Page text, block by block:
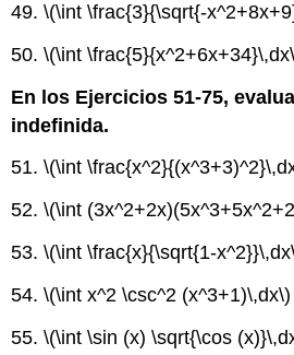
49.\(\int \frac{3}{\sqrt{-
50.\(\int
En los Ejercicios 51-75,
indefinida.
51.\(\int
52.\(\int
53.\(\int \frac{x}{\sqrt{1-
54.\(\int x^2 \csc^2 (x^3+1)\,dx\)
55.\(\int \sin (x) \sqrt{\cos